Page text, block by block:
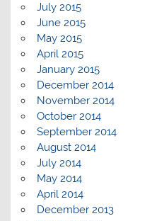
July 2015
June 2015
May 2015
April 2015
January 2015
December 2014
November 2014
October 2014
September 2014
August 2014
July 2014
May 2014
April 2014
December 2013